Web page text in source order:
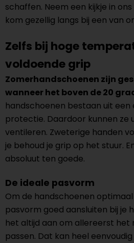
schaffen. Neem een kijkje in
kom gezellig langs bij een van
Zelfs bij hoge
voldoende grip
Zomerhandschoenen zijn
wanneer het boven de 20
handschoenen bestaan uit
protectie. Daardoor kunnen ze
ventileren. Zweterige handen
je behoud je grip op het stuur.
absoluut ten goede.
De ideale pasvorm
Om de handschoenen
pasvorm goed aansluiten bij je
het altijd aan om allereerst het
passen. Dat kan heel